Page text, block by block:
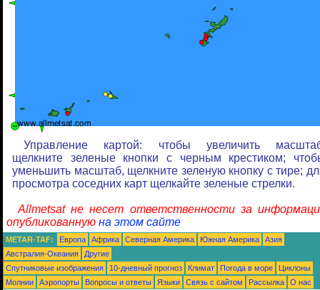
Управление картой: чтобы увеличить
щелкните зеленые кнопки с черным крестиком;
уменьшить масштаб, щелкните зеленую кнопку с тире;
просмотра соседних карт щелкайте зеленые стрелки.
Allmetsat не несет ответственности за
опубликованную на этом сайте
METAR-TAF: Европа Африка Северная Америка Южная Америка
Азия
Австралия-Океания
Другие
Спутниковые изображения
10-дневный прогноз Климат Погода в море
Циклоны
Молнии
Аэропорты Вопросы и ответы Языки Связь с сайтом Рассылка О нас